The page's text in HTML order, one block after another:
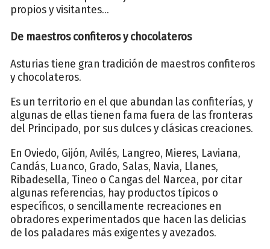
propios y visitantes...
De maestros confiteros y chocolateros
Asturias tiene gran tradición de maestros confiteros
y chocolateros.
Es un territorio en el que abundan las confiterías, y
algunas de ellas tienen fama fuera de las fronteras
del Principado, por sus dulces y clásicas creaciones.
En Oviedo, Gijón, Avilés, Langreo, Mieres, Laviana,
Candás, Luanco, Grado, Salas, Navia, Llanes,
Ribadesella, Tineo o Cangas del Narcea, por citar
algunas referencias, hay productos típicos o
específicos, o sencillamente recreaciones en
obradores experimentados que hacen las delicias
de los paladares más exigentes y avezados.